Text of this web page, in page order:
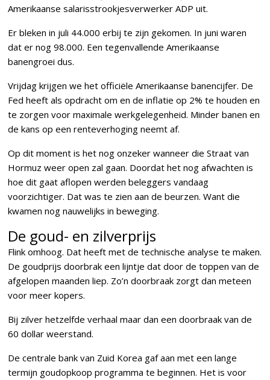
Amerikaanse salarisstrookjesverwerker ADP uit.
Er bleken in juli 44.000 erbij te zijn gekomen. In juni waren
dat er nog 98.000. Een tegenvallende Amerikaanse
banengroei dus.
Vrijdag krijgen we het officiële Amerikaanse banencijfer. De
Fed heeft als opdracht om en de inflatie op 2% te houden en
te zorgen voor maximale werkgelegenheid. Minder banen en
de kans op een renteverhoging neemt af.
Op dit moment is het nog onzeker wanneer die Straat van
Hormuz weer open zal gaan. Doordat het nog afwachten is
hoe dit gaat aflopen werden beleggers vandaag
voorzichtiger. Dat was te zien aan de beurzen. Want die
kwamen nog nauwelijks in beweging.
De goud- en zilverprijs
Flink omhoog. Dat heeft met de technische analyse te maken.
De goudprijs doorbrak een lijntje dat door de toppen van de
afgelopen maanden liep. Zo’n doorbraak zorgt dan meteen
voor meer kopers.
Bij zilver hetzelfde verhaal maar dan een doorbraak van de
60 dollar weerstand.
De centrale bank van Zuid Korea gaf aan met een lange
termijn goudopkoop programma te beginnen. Het is voor